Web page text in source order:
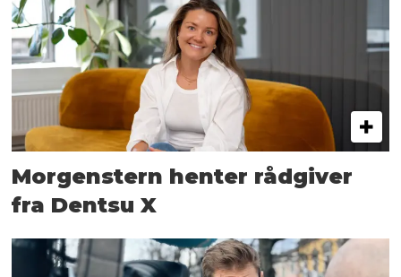
Morgenstern henter rådgiver
fra Dentsu X